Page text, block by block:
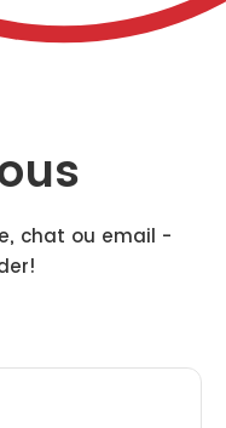
chat ou email -